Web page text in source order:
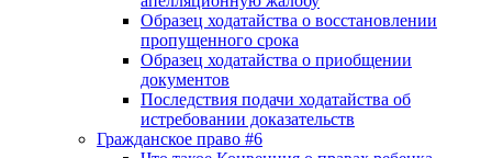
Образец ходатайства о восстановлении
пропущенного срока
Образец ходатайства о приобщении
документов
Последствия подачи ходатайства об
истребовании доказательств
Гражданское право #6